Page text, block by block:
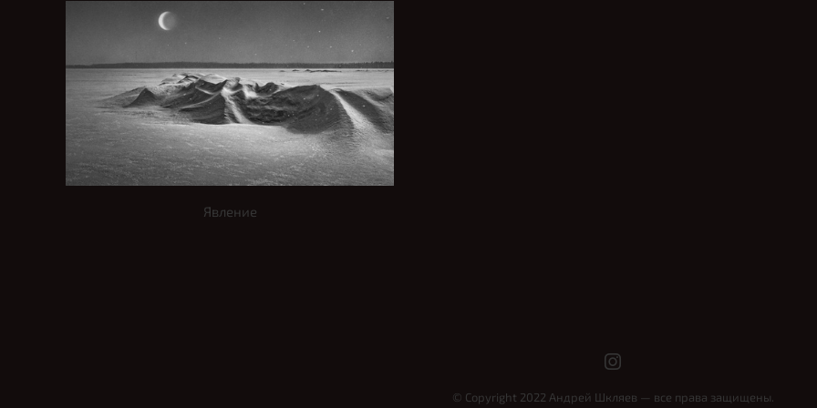
Явление
© Copyright 2022 Андрей Шкляев — все права защищены.